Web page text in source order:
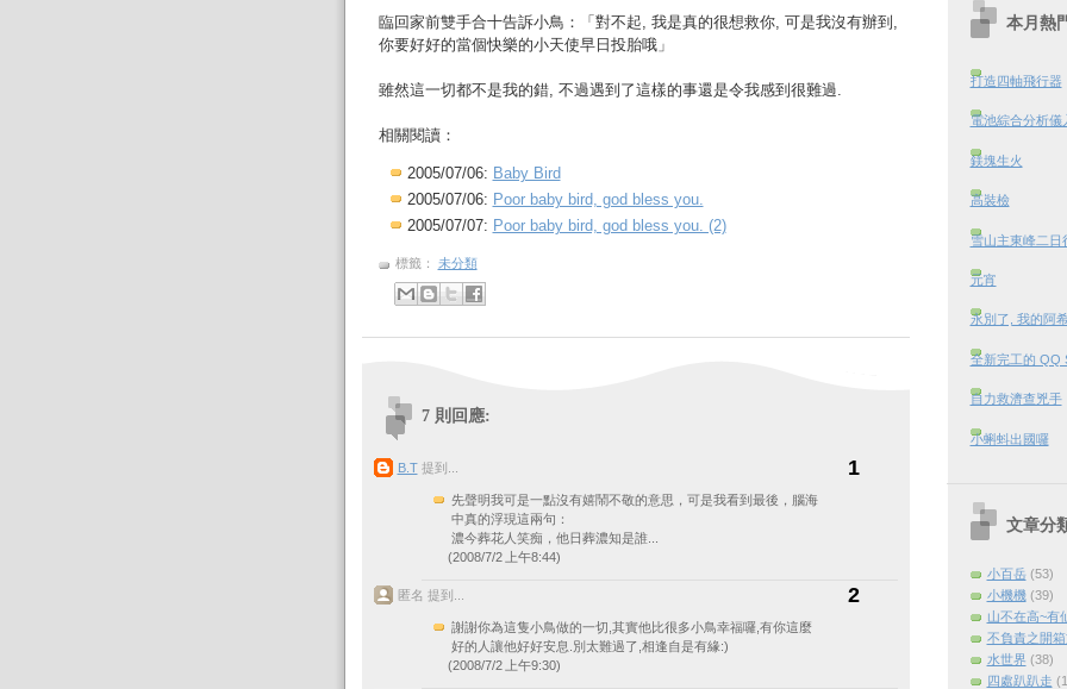
臨回家前雙手合十告訴小鳥：「對不起, 我是真的很想救你, 可是我沒有辦到,
你要好好的當個快樂的小天使早日投胎哦」
雖然這一切都不是我的錯, 不過遇到了這樣的事還是令我感到很難過.
相關閱讀：
2005/07/06: Baby Bird
2005/07/06: Poor baby bird, god bless you.
2005/07/07: Poor baby bird, god bless you. (2)
標籤： 未分類
7 則回應:
B.T提到... 1
先聲明我可是一點沒有嬉鬧不敬的意思，可是我看到最後，腦海
中真的浮現這兩句：
濃今葬花人笑痴，他日葬濃知是誰...
(2008/7/2 上午8:44)
匿名 提到... 2
謝謝你為這隻小鳥做的一切,其實他比很多小鳥幸福囉,有你這麼
好的人讓他好好安息.別太難過了,相逢自是有緣:)
(2008/7/2 上午9:30)
本月熱
打造四軸飛行器
電池綜合分析儀
鎂塊生火
高裝檢
雪山主東峰二日
元宵
永別了, 我的阿
全新完工的 QQ
自力救濟查兇手
小蝌蚪出國囉
文章分
小百岳 (53)
小機機 (39)
山不在高~有
不負責之開箱
水世界 (38)
四處趴趴走